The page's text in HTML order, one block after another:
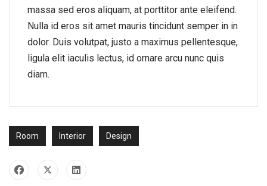
massa sed eros aliquam, at porttitor ante eleifend.
Nulla id eros sit amet mauris tincidunt semper in in
dolor. Duis volutpat, justo a maximus pellentesque,
ligula elit iaculis lectus, id ornare arcu nunc quis
diam.
Room Interior Design